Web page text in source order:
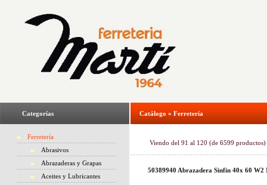
Categorías
Ferretería
Abrasivos
Abrazaderas y Grapas
Aceites y Lubricantes
Catálogo » Ferretería
Viendo del 91 al 120 (de 6599 productos)
50389940 Abrazadera Sinfin 40x 60 W2